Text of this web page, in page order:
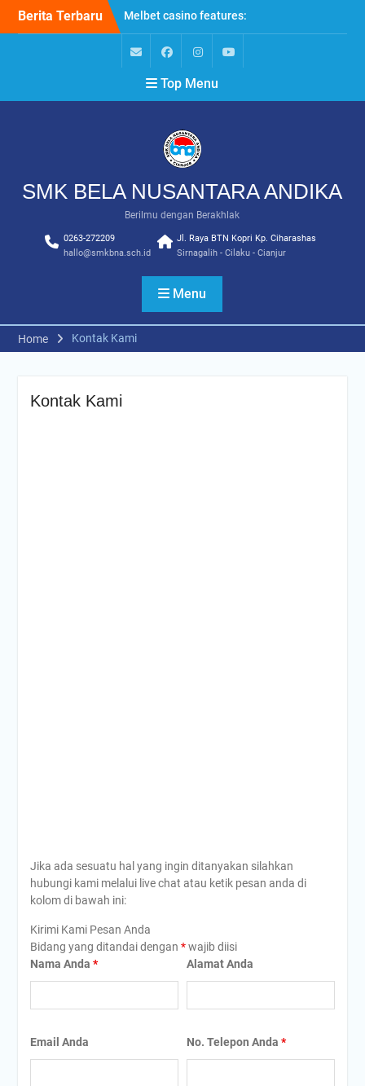
Berita Terbaru
Melbet casino features:
explore top slots and
exhilarating live games
Mastering knee joint care:
Proven methods for pain
relief at SendiDoc
hivatalos oldal:
biztonságos belépés és
vonzó bónuszok
Email FacebookInstagramYoutube
Top Menu
SMK BELA NUSANTARA ANDIKA
Berilmu dengan Berakhlak
0263-272209
hallo@smkbna.sch.id
Jl. Raya BTN Kopri Kp. Ciharashas
Sirnagalih - Cilaku - Cianjur
Menu
Home Kontak Kami
Kontak Kami
Jika ada sesuatu hal yang ingin ditanyakan silahkan
hubungi kami melalui live chat atau ketik pesan anda di
kolom di bawah ini:
Kirimi Kami Pesan Anda
Bidang yang ditandai dengan *wajib diisi
Nama Anda * Alamat Anda
Email Anda No. Telepon Anda *